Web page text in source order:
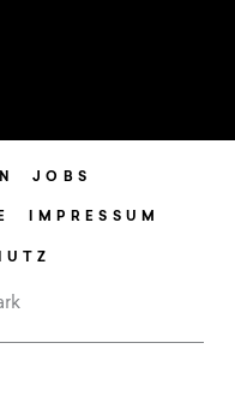
JOBS
IMPRESSUM